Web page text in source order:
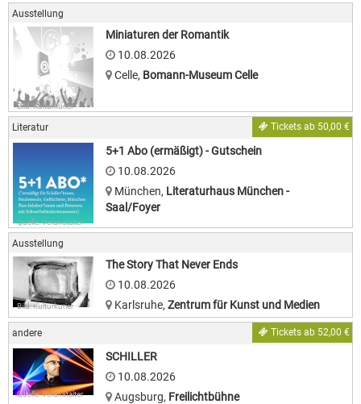
Ausstellung
Bild: Kulturkurier
Miniaturen der Romantik
10.08.2026
Celle, Bomann-Museum Celle
Literatur Tickets ab 50,00 €
Quelle: Veranstalter
5+1 Abo (ermäßigt) - Gutschein
10.08.2026
München, Literaturhaus München -
Saal/Foyer
Ausstellung
Bild: Kulturkurier
The Story That Never Ends
10.08.2026
Karlsruhe, Zentrum für Kunst und Medien
andere Tickets ab 52,00 €
Quelle: Veranstalter
SCHILLER
10.08.2026
Augsburg, Freilichtbühne